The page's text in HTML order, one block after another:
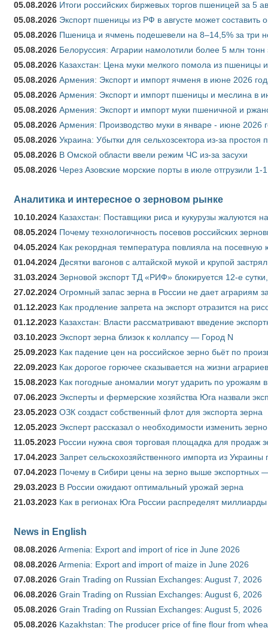
05.08.2026 Итоги российских биржевых торгов пшеницей за 5
05.08.2026 Экспорт пшеницы из РФ в августе может составить
05.08.2026 Пшеница и ячмень подешевели на 8–14,5% за три
05.08.2026 Белоруссия: Аграрии намолотили более 5 млн тонн
05.08.2026 Казахстан: Цена муки мелкого помола из пшеницы
05.08.2026 Армения: Экспорт и импорт ячменя в июне 2026
05.08.2026 Армения: Экспорт и импорт пшеницы и меслина в
05.08.2026 Армения: Экспорт и импорт муки пшеничной и
05.08.2026 Армения: Производство муки в январе - июне 2026
05.08.2026 Украина: Убытки для сельхозсектора из-за простоя
05.08.2026 В Омской области ввели режим ЧС из-за засухи
05.08.2026 Через Азовские морские порты в июле отгрузили
Аналитика и интересное о зерновом рынке
10.10.2024 Казахстан: Поставщики риса и кукурузы жалуются
08.05.2024 Почему технологичность посевов российских
04.05.2024 Как рекордная температура повлияла на
01.04.2024 Десятки вагонов с алтайской мукой и крупой
31.03.2024 Зерновой экспорт ТД «РИФ» блокируется 12-е
27.02.2024 Огромный запас зерна в России не дает аграриям
01.12.2023 Как продление запрета на экспорт отразится на
01.12.2023 Казахстан: Власти рассматривают введение
03.10.2023 Экспорт зерна близок к коллапсу — Город N
25.09.2023 Как падение цен на российское зерно бьёт по
22.09.2023 Как дорогое горючее сказывается на жизни аграриев
15.08.2023 Как погодные аномалии могут ударить по урожаям
07.06.2023 Эксперты и фермерские хозяйства Юга назвали
23.05.2023 ОЗК создаст собственный флот для экспорта зерна
12.05.2023 Эксперт рассказал о необходимости изменить
11.05.2023 России нужна своя торговая площадка для продаж
17.04.2023 Запрет сельскохозяйственного импорта из
07.04.2023 Почему в Сибири цены на зерно выше экспортных
29.03.2023 В России ожидают оптимальный урожай зерна
21.03.2023 Как в регионах Юга России распределят
News in English
08.08.2026Armenia: Export and import of rice in June 2026
08.08.2026Armenia: Export and import of maize in June 2026
07.08.2026 Grain Trading on Russian Exchanges: August 7, 2026
06.08.2026 Grain Trading on Russian Exchanges: August 6, 2026
05.08.2026 Grain Trading on Russian Exchanges: August 5, 2026
05.08.2026 Kazakhstan: The producer price of fine flour from